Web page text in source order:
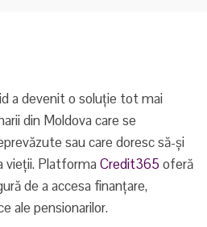
a devenit o soluție tot mai
din Moldova care se
sau care doresc să-și
vieții. PlatformaCredit365 oferă
de a accesa finanțare,
ale pensionarilor.